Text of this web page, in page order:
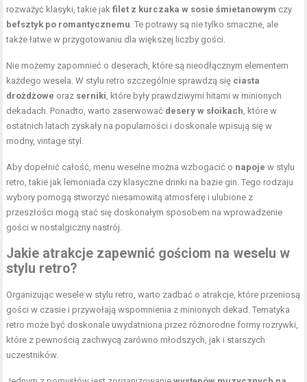
rozważyć klasyki, takie jakfilet z kurczaka w sosie śmietanowym czy
befsztyk po romantycznemu . Te potrawy są nie tylko smaczne, ale
także łatwe w przygotowaniu dla większej liczby gości.
Nie możemy zapomnieć o deserach, które są nieodłącznym elementem
każdego wesela. W stylu retro szczególnie sprawdzą się ciasta
drożdżowe oraz serniki , które były prawdziwymi hitami w minionych
dekadach. Ponadto, warto zaserwować desery w słoikach , które w
ostatnich latach zyskały na popularności i doskonale wpisują się w
modny, vintage styl.
Aby dopełnić całość, menu weselne można wzbogacić o napoje w stylu
retro, takie jak lemoniada czy klasyczne drinki na bazie gin. Tego rodzaju
wybory pomogą stworzyć niesamowitą atmosferę i ulubione z
przeszłości mogą stać się doskonałym sposobem na wprowadzenie
gości w nostalgiczny nastrój.
Jakie atrakcje zapewnić gościom na weselu w
stylu retro?
Organizując wesele w stylu retro, warto zadbać o atrakcje, które przeniosą
gości w czasie i przywołają wspomnienia z minionych dekad. Tematyka
retro może być doskonale uwydatniona przez różnorodne formy rozrywki,
które z pewnością zachwycą zarówno młodszych, jak i starszych
uczestników.